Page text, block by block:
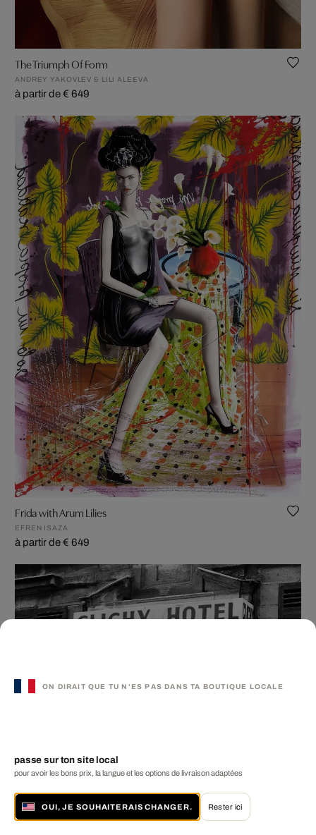
The Triumph Of Form
ANDREY YAKOVLEV & LILI ALEEVA
à partir de € 649
Frida with Arum Lilies
EFREN ISAZA
à partir de € 649
ON DIRAIT QUE TU N'ES PAS DANS TA BOUTIQUE LOCALE
passe sur ton site local
pour avoir les bons prix, la langue et les options de livraison adaptées
OUI, JE SOUHAITERAIS CHANGER. Rester ici